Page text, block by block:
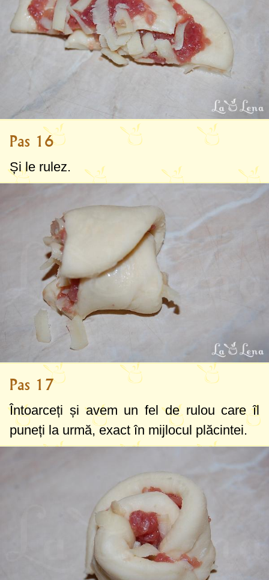
Pas 16
Și le rulez.
Pas 17
Întoarceți și avem un fel de rulou care îl
puneți la urmă, exact în mijlocul plăcintei.